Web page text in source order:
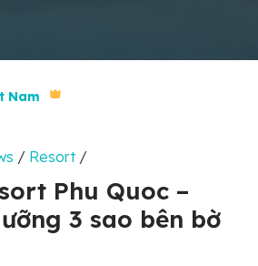
Nam
/ Resort/
Phu Quoc –
3 sao bên bờ